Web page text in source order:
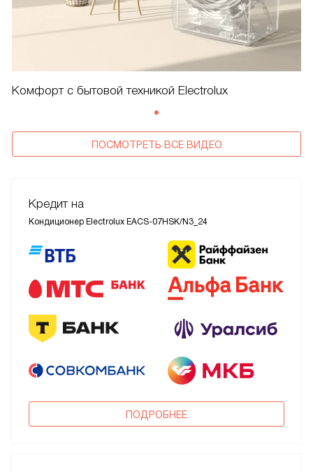
Комфорт с бытовой техникой Electrolux
ПОСМОТРЕТЬ ВСЕ ВИДЕО
Кредит на
Кондиционер Electrolux EACS-07HSK/N3_24
ПОДРОБНЕЕ